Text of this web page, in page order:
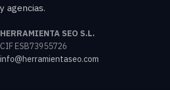
y agencias.
HERRAMIENTA SEO S.L.
CIF ESB73955726
info@herramientaseo.com